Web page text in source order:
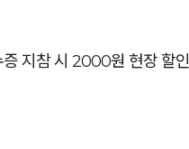
지참 시 2000원 현장 할인